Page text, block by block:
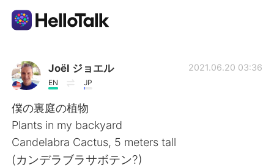
แอปแลกเปลี่ยนทางภาษา
AI Grammar Checker
ไทย
Joël ジョエル
EN JP
2021.06.20 03:36
僕の裏庭の植物
Plants in my backyard
Candelabra Cactus, 5 meters tall
(カンデラブラサボテン?)